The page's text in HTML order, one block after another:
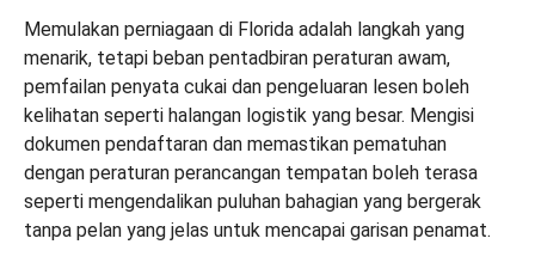
Memulakan perniagaan di Florida adalah langkah yang
menarik, tetapi beban pentadbiran peraturan awam,
pemfailan penyata cukai dan pengeluaran lesen boleh
kelihatan seperti halangan logistik yang besar. Mengisi
dokumen pendaftaran dan memastikan pematuhan
dengan peraturan perancangan tempatan boleh terasa
seperti mengendalikan puluhan bahagian yang bergerak
tanpa pelan yang jelas untuk mencapai garisan penamat.